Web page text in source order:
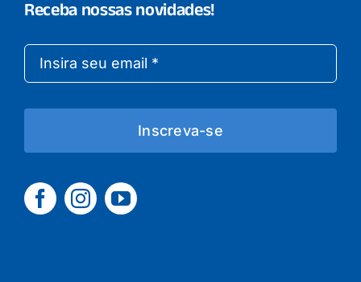
Receba nossas novidades!
Inscreva-se